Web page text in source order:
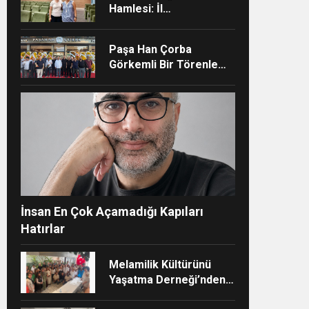
Hamlesi: İl
adımı
Paşa Han Çorba
Görkemli Bir Törenle
İnsan En Çok Açamadığı Kapıları
Hatırlar
Melamilik Kültürünü
Yaşatma Derneği’nden